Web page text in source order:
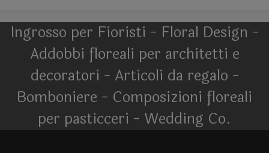
Ingrosso per Fioristi - Floral Design -
Addobbi floreali per architetti e
decoratori - Articoli da regalo -
Bomboniere - Composizioni floreali
per pasticceri - Wedding Co.